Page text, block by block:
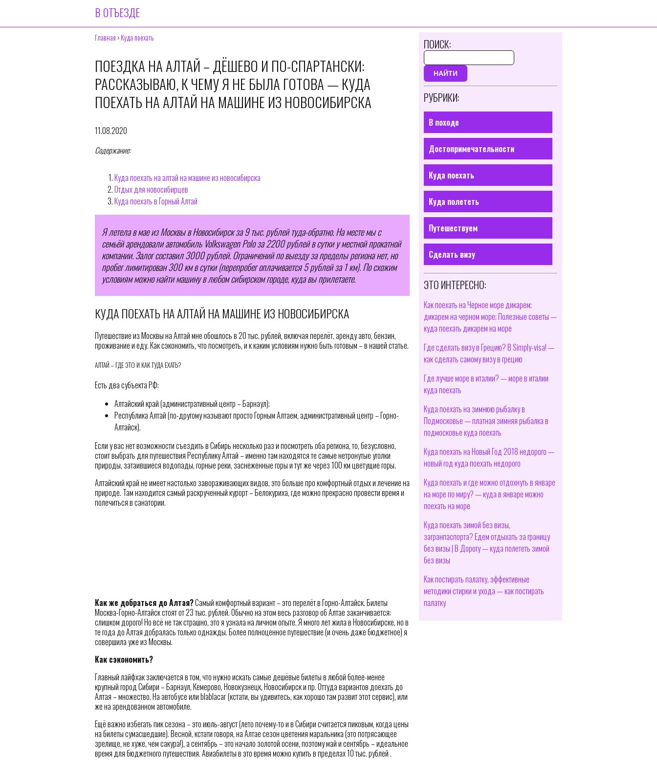
В ОТЪЕЗДЕ
Главная ›Куда поехать
ПОЕЗДКА НА АЛТАЙ – ДЁШЕВО И ПО-СПАРТАНСКИ:
РАССКАЗЫВАЮ, К ЧЕМУ Я НЕ БЫЛА ГОТОВА — КУДА
ПОЕХАТЬ НА АЛТАЙ НА МАШИНЕ ИЗ НОВОСИБИРСКА
11.08.2020
Содержание:
Куда поехать на алтай на машине из новосибирска
Отдых для новосибирцев
Куда поехать в Горный Алтай
Я летела в мае из Москвы в Новосибирск за 9 тыс. рублей туда-обратно. На месте мы с
семьёй арендовали автомобиль Volkswagen Polo за 2200 рублей в сутки у местной прокатной
компании. Залог составил 3000 рублей. Ограничений по выезду за пределы региона нет, но
пробег лимитирован 300 км в сутки (перепробег оплачивается 5 рублей за 1 км). По схожим
условиям можно найти машину в любом сибирском городе, куда вы прилетаете.
КУДА ПОЕХАТЬ НА АЛТАЙ НА МАШИНЕ ИЗ НОВОСИБИРСКА
Путешествие из Москвы на Алтай мне обошлось в 20 тыс. рублей, включая перелёт, аренду авто, бензин,
проживание и еду. Как сэкономить, что посмотреть, и к каким условиям нужно быть готовым – в нашей статье.
АЛТАЙ – ГДЕ ЭТО И КАК ТУДА ЕХАТЬ?
Есть два субъекта РФ:
Алтайский край (административный центр – Барнаул);
Республика Алтай (по-другому называют просто Горным Алтаем, административный центр – Горно-
Алтайск).
Если у вас нет возможности съездить в Сибирь несколько раз и посмотреть оба региона, то, безусловно,
стоит выбрать для путешествия Республику Алтай – именно там находятся те самые нетронутые уголки
природы, затаившиеся водопады, горные реки, заснеженные горы и тут же через 100 км цветущие горы.
Алтайский край не имеет настолько завораживающих видов, это больше про комфортный отдых и лечение на
природе. Там находится самый раскрученный курорт – Белокуриха, где можно прекрасно провести время и
полечиться в санатории.
Как же добраться до Алтая?Самый комфортный вариант – это перелёт в Горно-Алтайск. Билеты
Москва-Горно-Алтайск стоят от 23 тыс. рублей. Обычно на этом весь разговор об Алтае заканчивается:
слишком дорого! Но всё не так страшно, это я узнала на личном опыте. Я много лет жила в Новосибирске, но в
те года до Алтая добралась только однажды. Более полноценное путешествие (и очень даже бюджетное) я
совершила уже из Москвы.
Как сэкономить?
Главный лайфхак заключается в том, что нужно искать самые дешёвые билеты в любой более-менее
крупный город Сибири – Барнаул, Кемерово, Новокузнецк, Новосибирск и пр. Оттуда вариантов доехать до
Алтая – множество. На автобусе или blablacar (кстати, вы удивитесь, как хорошо там развит этот сервис), или
же на арендованном автомобиле.
Ещё важно избегать пик сезона – это июль-август (лето почему-то и в Сибири считается пиковым, когда цены
на билеты сумасшедшие). Весной, кстати говоря, на Алтае сезон цветения маральника (это потрясающее
зрелище, не хуже, чем сакура!), а сентябрь – это начало золотой осени, поэтому май и сентябрь – идеальное
время для бюджетного путешествия. Авиабилеты в это время можно купить в пределах 10 тыс. рублей .
ПОИСК:
НАЙТИ
РУБРИКИ:
В походе
Достопримечательности
Куда поехать
Куда полететь
Путешествуем
Сделать визу
ЭТО ИНТЕРЕСНО:
Как поехать на Черное море дикарем;
дикарем на черном море; Полезные советы —
куда поехать дикарем на море
Где сделать визу в Грецию? В Simply-visa! —
как сделать самому визу в грецию
Где лучше море в италии? — море в италии
куда поехать
Куда поехать на зимнюю рыбалку в
Подмосковье — платная зимняя рыбалка в
подмосковье куда поехать
Куда поехать на Новый Год 2018 недорого —
новый год куда поехать недорого
Куда поехать и где можно отдохнуть в январе
на море по миру? — куда в январе можно
поехать на море
Куда поехать зимой без визы,
загранпаспорта? Едем отдыхать за границу
без визы | В Дорогу — куда полететь зимой
без визы
Как постирать палатку, эффективные
методики стирки и ухода — как постирать
палатку